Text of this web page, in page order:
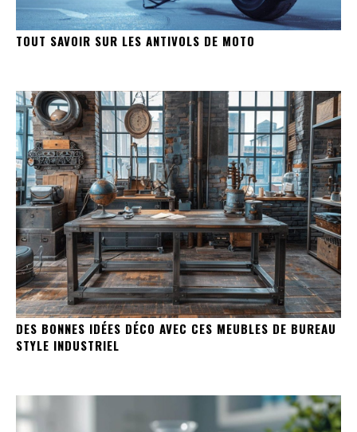
TOUT SAVOIR SUR LES ANTIVOLS DE MOTO
DES BONNES IDÉES DÉCO AVEC CES MEUBLES DE BUREAU
STYLE INDUSTRIEL